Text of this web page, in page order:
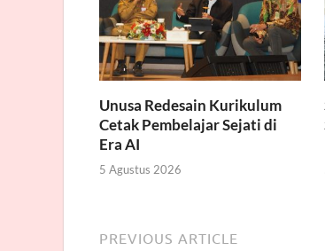
Unusa Redesain Kurikulum
Cetak Pembelajar Sejati di
Era AI
5 Agustus 2026
PREVIOUS ARTICLE